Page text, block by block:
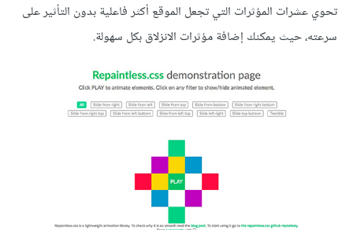
تحوي عشرات المؤثرات التي تجعل الموقع أكثر فاعلية بدون التأثير على
سرعته، حيث يمكنك إضافة مؤثرات الانزلاق بكل سهولة.